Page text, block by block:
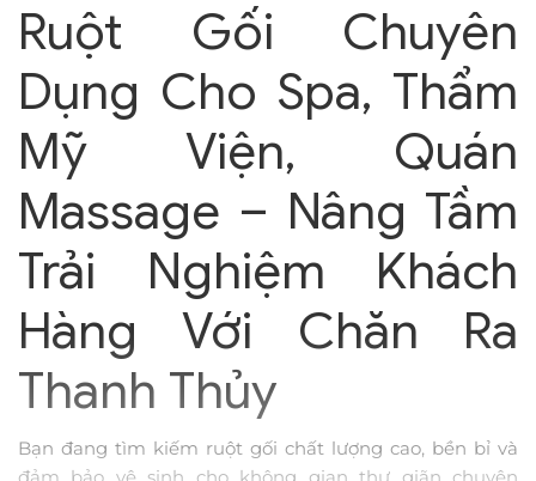
Ruột Gối Chuyên
Dụng Cho Spa, Thẩm
Mỹ Viện, Quán
Massage – Nâng Tầm
Trải Nghiệm Khách
Hàng Với Chăn Ra
Thanh Thủy
Bạn đang tìm kiếm ruột gối chất lượng cao, bền bỉ và